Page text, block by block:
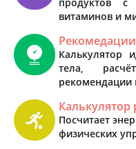
витаминов и
Калькулятор
тела,
рекомендации
Калькулятор
Посчитает
физических